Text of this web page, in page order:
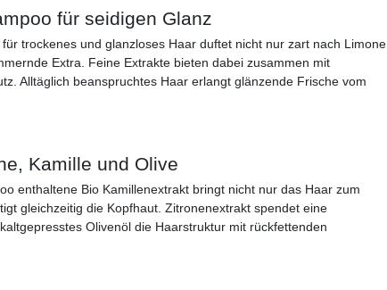
für seidigen Glanz
trockenes und glanzloses Haar duftet nicht nur zart nach Limone,
Extra. Feine Extrakte bieten dabei zusammen mit
Alltäglich beanspruchtes Haar erlangt glänzende Frische vom
Kamille und Olive
enthaltene Bio Kamillenextrakt bringt nicht nur das Haar zum
gleichzeitig die Kopfhaut. Zitronenextrakt spendet eine
Olivenöl die Haarstruktur mit rückfettenden